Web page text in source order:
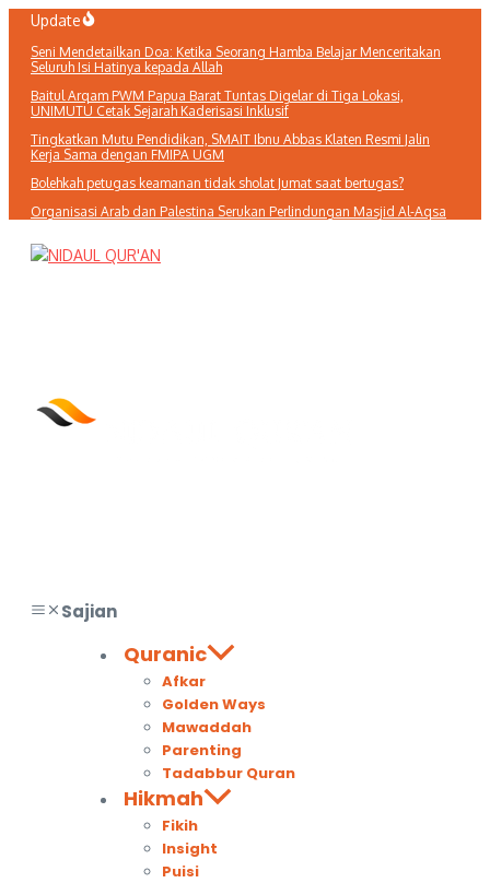
Lewati
konten
Update
Seni Mendetailkan Doa: Ketika Seorang Hamba Belajar Menceritakan
Seluruh Isi Hatinya kepada Allah
Baitul Arqam PWM Papua Barat Tuntas Digelar di Tiga Lokasi,
UNIMUTU Cetak Sejarah Kaderisasi Inklusif
Tingkatkan Mutu Pendidikan, SMAIT Ibnu Abbas Klaten Resmi Jalin
Kerja Sama dengan FMIPA UGM
Bolehkah petugas keamanan tidak sholat Jumat saat bertugas?
Organisasi Arab dan Palestina Serukan Perlindungan Masjid Al-Aqsa
Sajian
Quranic
Afkar
Golden Ways
Mawaddah
Parenting
Tadabbur Quran
Hikmah
Fikih
Insight
Puisi